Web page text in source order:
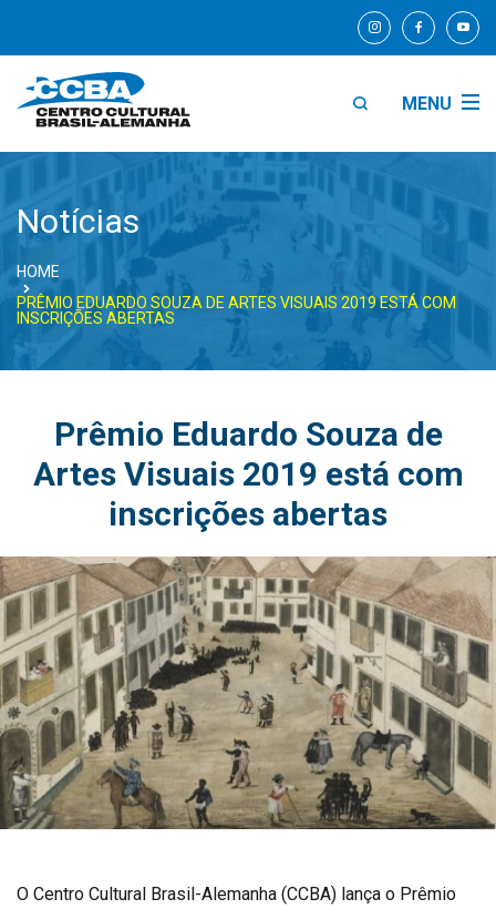
MENU
Notícias
HOME
PRÊMIO EDUARDO SOUZA DE ARTES VISUAIS 2019 ESTÁ COM
INSCRIÇÕES ABERTAS
Prêmio Eduardo Souza de
Artes Visuais 2019 está com
inscrições abertas
O Centro Cultural Brasil-Alemanha (CCBA) lança o Prêmio